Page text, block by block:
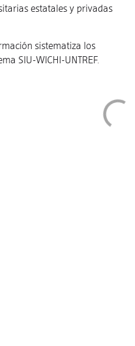
estatales y privadas
sistematiza los
SIU-WICHI-UNTREF.